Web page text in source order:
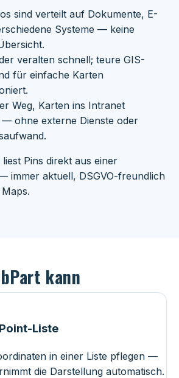
sind verteilt auf Dokumente, E-
Systeme — keine
veralten schnell; teure GIS-
für einfache Karten
Weg, Karten ins Intranet
— ohne externe Dienste oder
Pins direkt aus einer
immer aktuell, DSGVO-freundlich
kann
Liste
in einer Liste pflegen —
die Darstellung automatisch.